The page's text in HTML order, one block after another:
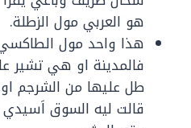
هو العربي مول الزطلة.
هذا واحد مول
فالمدينة او هي تشير
طل عليها من الشرجم او
قالت ليه السوق